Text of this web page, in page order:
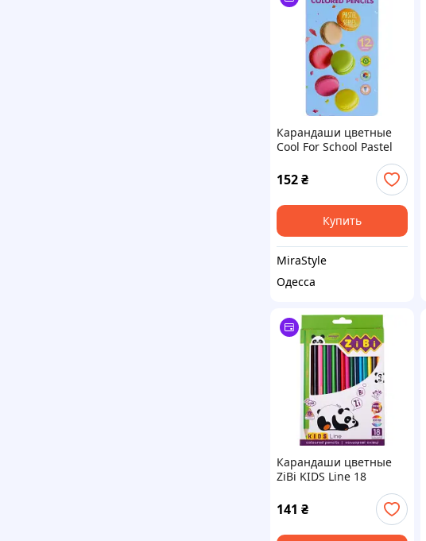
Карандаши цветные
Cool For School Pastel
металлической
коробке 12 цветов
(CF15188)
152₴
Купить
MiraStyle
Одесса
Карандаши цветные
ZiBi KIDS Line 18
141 ₴